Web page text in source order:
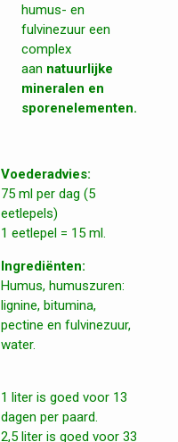
humus- en
fulvinezuur een
complex
aan natuurlijke
mineralen en
sporenelementen.
Voederadvies:
75 ml per dag (5
eetlepels)
1 eetlepel = 15 ml.
Ingrediënten:
Humus, humuszuren:
lignine, bitumina,
pectine en fulvinezuur,
water.
1 liter is goed voor 13
dagen per paard.
2,5 liter is goed voor 33